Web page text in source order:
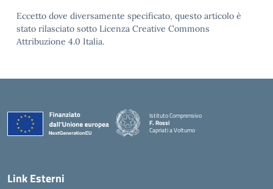
Eccetto dove diversamente specificato, questo articolo è
stato rilasciato sotto Licenza Creative Commons
Attribuzione 4.0 Italia.
Istituto Comprensivo
F. Rossi
Capriati a Volturno
— Visita la pagina iniziale della scuola
Link Esterni